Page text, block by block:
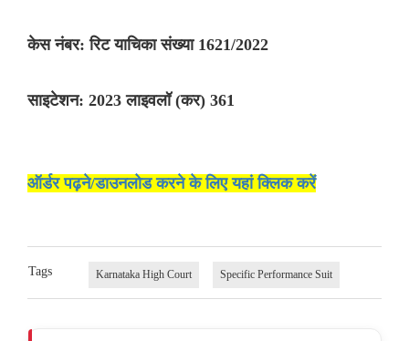
केस नंबर: रिट याचिका संख्या 1621/2022
साइटेशन: 2023 लाइवलॉ (कर) 361
ऑर्डर पढ़ने/डाउनलोड करने के लिए यहां क्लिक करें
Tags Karnataka High Court Specific Performance Suit